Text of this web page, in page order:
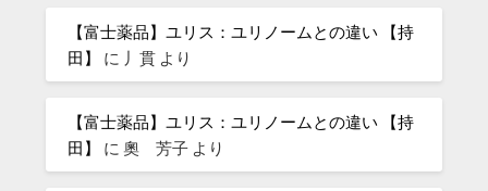
【富士薬品】ユリス：ユリノームとの違い 【持
田】
に 丿貫 より
【富士薬品】ユリス：ユリノームとの違い 【持
田】
に奧 芳子 より